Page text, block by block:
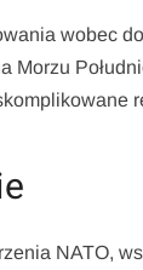
wobec
Morzu
NATO,